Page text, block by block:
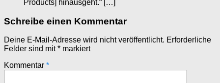
Products] hinausgeht.“ […]
Schreibe einen Kommentar
Deine E-Mail-Adresse wird nicht veröffentlicht. Erforderliche
Felder sind mit* markiert
Kommentar *